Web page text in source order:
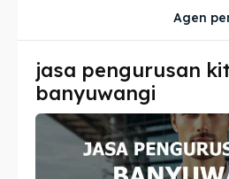
Imta
Legalisir
Imta
Legalisir
Agen
jasa pengurusan
banyuwangi